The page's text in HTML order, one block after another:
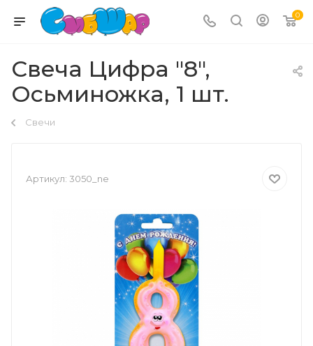
0
Свеча Цифра "8",
Осьминожка, 1 шт.
Свечи
Артикул: 3050_ne